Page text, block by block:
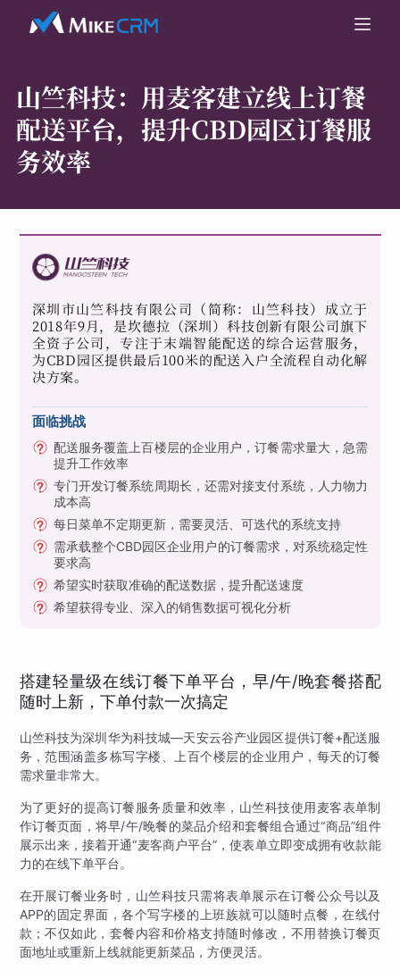
山竺科技： 用麦客建立线上订餐
配送平台，提升CBD园区订餐服
务效率
深圳市山竺科技有限公司（简称：山竺科技）成立于
2018年9月，是坎德拉（深圳）科技创新有限公司旗下
全资子公司，专注于末端智能配送的综合运营服务，
为CBD园区提供最后100米的配送入户全流程自动化解
决方案。
面临挑战
配送服务覆盖上百楼层的企业用户，订餐需求量大，急需
提升工作效率
专门开发订餐系统周期长，还需对接支付系统，人力物力
成本高
每日菜单不定期更新，需要灵活、可迭代的系统支持
需承载整个CBD园区企业用户的订餐需求，对系统稳定性
要求高
希望实时获取准确的配送数据，提升配送速度
希望获得专业、深入的销售数据可视化分析
搭建轻量级在线订餐下单平台，早/午/晚套餐搭配
随时上新，下单付款一次搞定
山竺科技为深圳华为科技城—天安云谷产业园区提供订餐+配送服
务，范围涵盖多栋写字楼、上百个楼层的企业用户，每天的订餐
需求量非常大。
为了更好的提高订餐服务质量和效率，山竺科技使用麦客表单制
作订餐页面，将早/午/晚餐的菜品介绍和套餐组合通过“商品”组件
展示出来，接着开通“麦客商户平台”，使表单立即变成拥有收款能
力的在线下单平台。
在开展订餐业务时，山竺科技只需将表单展示在订餐公众号以及
APP的固定界面，各个写字楼的上班族就可以随时点餐，在线付
款；不仅如此，套餐内容和价格支持随时修改，不用替换订餐页
面地址或重新上线就能更新菜品，方便灵活。